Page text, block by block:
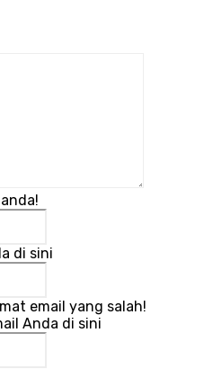
di sini
email yang salah!
Anda di sini